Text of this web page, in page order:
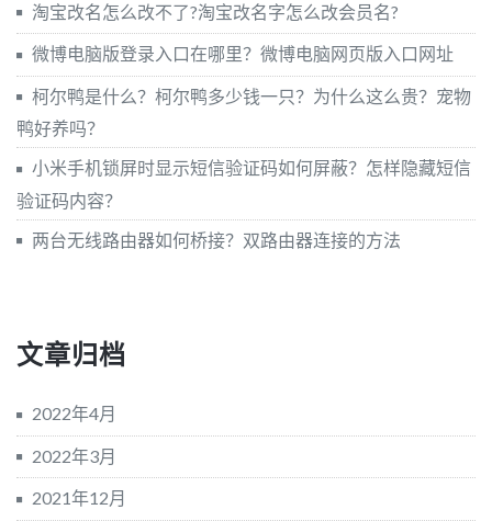
淘宝改名怎么改不了?淘宝改名字怎么改会员名?
微博电脑版登录入口在哪里？微博电脑网页版入口网址
柯尔鸭是什么？柯尔鸭多少钱一只？为什么这么贵？宠物
鸭好养吗？
小米手机锁屏时显示短信验证码如何屏蔽？怎样隐藏短信
验证码内容？
两台无线路由器如何桥接？双路由器连接的方法
文章归档
2022年4月
2022年3月
2021年12月